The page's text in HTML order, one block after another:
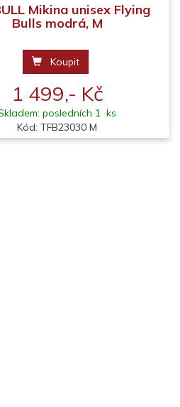
Mikina unisex Flying
Bulls modrá, M
Koupit
1 499,- Kč
posledních 1 ks
Kód: TFB23030 M